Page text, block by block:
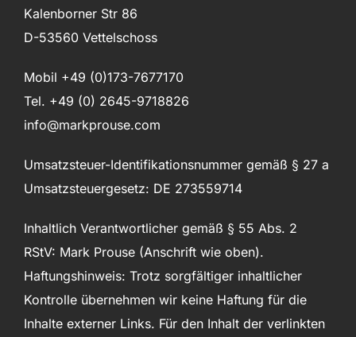
Kalenborner Str 86
D-53560 Vettelschoss
Mobil +49 (0)173-7677170
Tel. +49 (0) 2645-9718826
info@markprouse.com
Umsatzsteuer-Identifikationsnummer gemäß § 27 a
Umsatzsteuergesetz: DE 273559714
Inhaltlich Verantwortlicher gemäß § 55 Abs. 2
RStV: Mark Prouse (Anschrift wie oben).
Haftungshinweis: Trotz sorgfältiger inhaltlicher
Kontrolle übernehmen wir keine Haftung für die
Inhalte externer Links. Für den Inhalt der verlinkten